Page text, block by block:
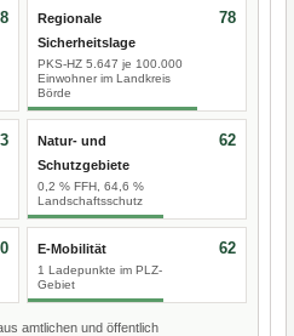
Regionale
Sicherheitslage
PKS-HZ 5.647 je 100.000
Einwohner im Landkreis
Börde
78
Natur- und
Schutzgebiete
0,2 % FFH, 64,6 %
Landschaftsschutz
62
E-Mobilität
1 Ladepunkte im PLZ-
Gebiet
62
amtlichen und öffentlich